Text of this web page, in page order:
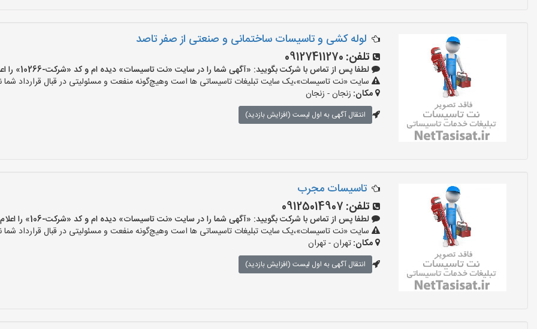
لوله کشی و تاسیسات ساختمانی و صنعتی از صفر تاصد
تلفن: 09127411270
لطفا پس از تماس با شرکت بگویید: «آگهی شما را در سایت «نت تاسیسات» دیده ام و کد «شرکت-10266» را اعلام کنید»
سایت «نت تاسیسات»،یک سایت تبلیغات تاسیساتی ها است وهیچ‌گونه منفعت و مسئولیتی در قبال قرارداد شما
مکان: زنجان - زنجان
انتقال آگهی به اول لیست (افزایش بازدید)
تاسیسات مجرب
تلفن: 09125014907
لطفا پس از تماس با شرکت بگویید: «آگهی شما را در سایت «نت تاسیسات» دیده ام و کد «شرکت-106» را اعلام کنید»
سایت «نت تاسیسات»،یک سایت تبلیغات تاسیساتی ها است وهیچ‌گونه منفعت و مسئولیتی در قبال قرارداد شما
مکان:تهران - تهران
انتقال آگهی به اول لیست (افزایش بازدید)